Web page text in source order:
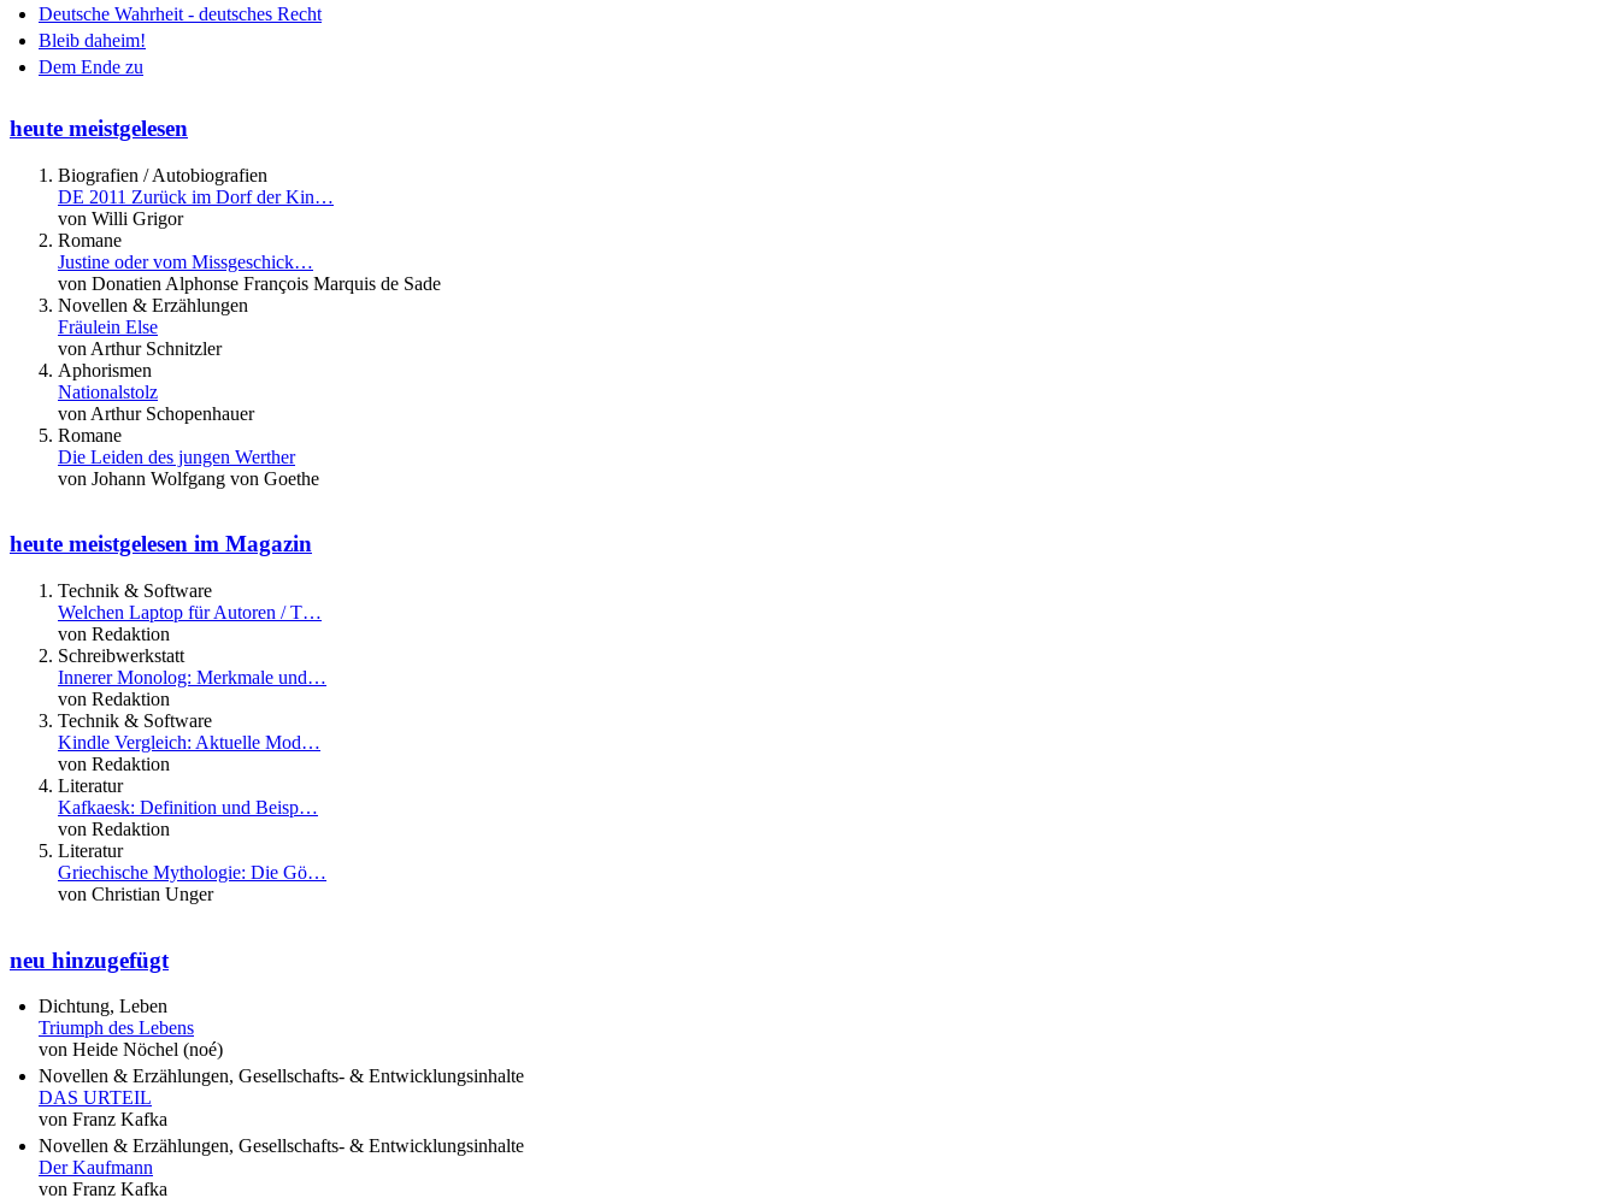
Deutsche Wahrheit - deutsches Recht
Bleib daheim!
Dem Ende zu
heute meistgelesen
Biografien / Autobiografien
DE 2011 Zurück im Dorf der Kin…
von Willi Grigor
Romane
Justine oder vom Missgeschick…
von Donatien Alphonse François Marquis de Sade
Novellen & Erzählungen
Fräulein Else
von Arthur Schnitzler
Aphorismen
Nationalstolz
von Arthur Schopenhauer
Romane
Die Leiden des jungen Werther
von Johann Wolfgang von Goethe
heute meistgelesen im Magazin
Technik & Software
Welchen Laptop für Autoren / T…
von Redaktion
Schreibwerkstatt
Innerer Monolog: Merkmale und…
von Redaktion
Technik & Software
Kindle Vergleich: Aktuelle Mod…
von Redaktion
Literatur
Kafkaesk: Definition und Beisp…
von Redaktion
Literatur
Griechische Mythologie: Die Gö…
von Christian Unger
neu hinzugefügt
Dichtung, Leben
Triumph des Lebens
von Heide Nöchel (noé)
Novellen & Erzählungen, Gesellschafts- & Entwicklungsinhalte
DAS URTEIL
von Franz Kafka
Novellen & Erzählungen, Gesellschafts- & Entwicklungsinhalte
Der Kaufmann
von Franz Kafka